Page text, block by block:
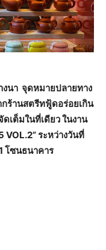
งนา จุดหมายปลายทาง
ร้านสตรีทฟู้ดอร่อยเกิน
เต็มในที่เดียว ในงาน
VOL.2” ระหว่างวันที่
โซนธนาคาร